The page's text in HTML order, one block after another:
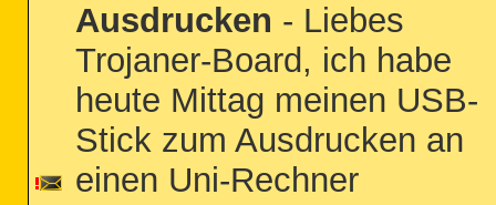
Ausdrucken - Liebes
Trojaner-Board, ich habe
heute Mittag meinen USB-
Stick zum Ausdrucken an
einen Uni-Rechner